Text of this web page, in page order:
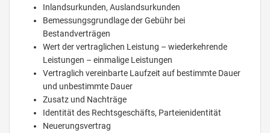
Inlandsurkunden, Auslandsurkunden
Bemessungsgrundlage der Gebühr bei
Bestandverträgen
Wert der vertraglichen Leistung – wiederkehrende
Leistungen – einmalige Leistungen
Vertraglich vereinbarte Laufzeit auf bestimmte Dauer
und unbestimmte Dauer
Zusatz und Nachträge
Identität des Rechtsgeschäfts, Parteienidentität
Neuerungsvertrag